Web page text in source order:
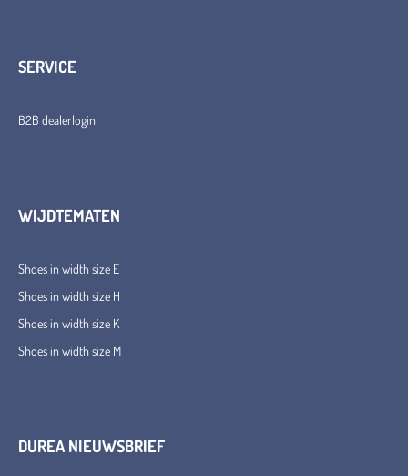
SERVICE
B2B dealerlogin
WIJDTEMATEN
Shoes in width size E
Shoes in width size H
Shoes in width size K
Shoes in width size M
DUREA NIEUWSBRIEF